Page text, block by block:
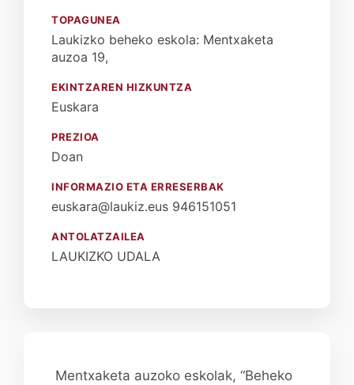
Mentxaketa auzoko eskolak, “Beheko
TOPAGUNEA
Laukizko beheko eskola: Mentxaketa
auzoa 19,
EKINTZAREN HIZKUNTZA
Euskara
PREZIOA
Doan
INFORMAZIO ETA ERRESERBAK
euskara@laukiz.eus 946151051
ANTOLATZAILEA
LAUKIZKO UDALA